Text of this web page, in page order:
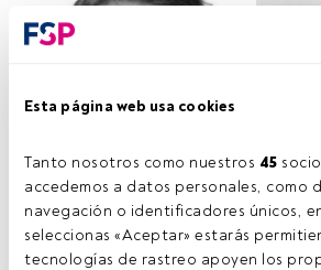
Esta página web usa cookies
Tanto nosotros como nuestros 45
accedemos a datos personales, como
navegación o identificadores únicos,
seleccionas «Aceptar» estarás
tecnologías de rastreo apoyen los
Cedida por Janus Henderson
Tiempo lectura: 6 min.